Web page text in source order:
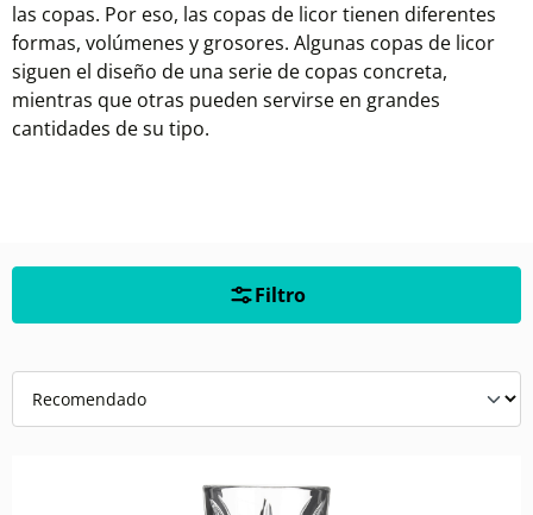
las copas. Por eso, las copas de licor tienen diferentes
formas, volúmenes y grosores. Algunas copas de licor
siguen el diseño de una serie de copas concreta,
mientras que otras pueden servirse en grandes
cantidades de su tipo.
Filtro